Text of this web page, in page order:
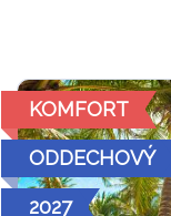
KOMFORT
ODDECHOVÝ
2027